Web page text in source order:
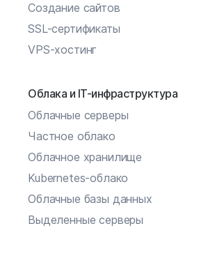
Создание сайтов
SSL-сертификаты
VPS-хостинг
Облака и IT-инфраструктура
Облачные серверы
Частное облако
Облачное хранилище
Kubernetes-облако
Облачные базы данных
Выделенные серверы